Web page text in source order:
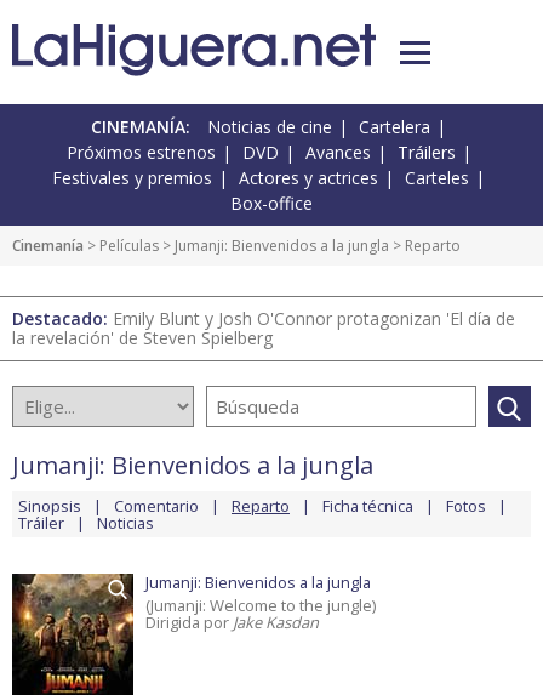
CINEMANÍA: Noticias de cine
Cartelera
Próximos estrenos
DVD Avances
Tráilers
Festivales y premios
Actores y actrices
Carteles
Box-office
Cinemanía > Películas > Jumanji: Bienvenidos a la jungla > Reparto
Destacado: Emily Blunt y Josh O'Connor protagonizan 'El día de
la revelación' de Steven Spielberg
Jumanji: Bienvenidos a la jungla
Sinopsis Comentario Reparto Ficha técnica Fotos
Tráiler Noticias
Jumanji: Bienvenidos a la jungla
(Jumanji: Welcome to the jungle)
Dirigida por Jake Kasdan